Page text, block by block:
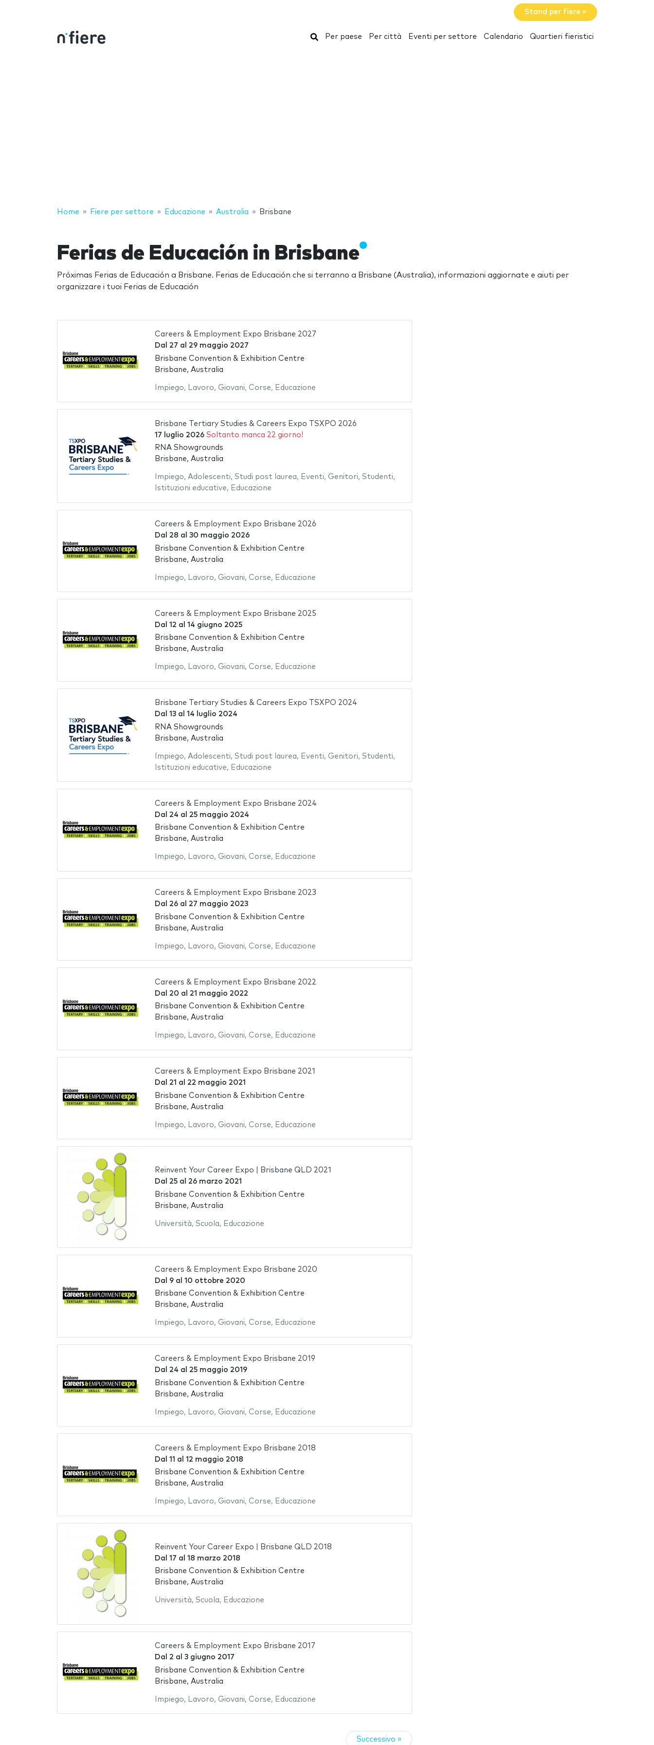
Stand per fiere »
Cerca
Per paese Per città Eventi per settore Calendario Quartieri fieristici
Home Fiere per settore Educazione Australia Brisbane
Ferias de Educación in Brisbane
Próximas Ferias de Educación a Brisbane. Ferias de Educación che si terranno a Brisbane (Australia), informazioni aggiornate e aiuti per
organizzare i tuoi Ferias de Educación
Careers & Employment Expo Brisbane 2027
Dal 27 al 29 maggio 2027
Brisbane Convention & Exhibition Centre
Brisbane, Australia
Impiego, Lavoro, Giovani, Corse, Educazione
Brisbane Tertiary Studies & Careers Expo TSXPO 2026
17 luglio 2026 Soltanto manca 22 giorno!
RNA Showgrounds
Brisbane, Australia
Impiego, Adolescenti, Studi post laurea, Eventi, Genitori, Studenti,
Istituzioni educative, Educazione
Careers & Employment Expo Brisbane 2026
Dal 28 al 30 maggio 2026
Brisbane Convention & Exhibition Centre
Brisbane, Australia
Impiego, Lavoro, Giovani, Corse, Educazione
Careers & Employment Expo Brisbane 2025
Dal 12 al 14 giugno 2025
Brisbane Convention & Exhibition Centre
Brisbane, Australia
Impiego, Lavoro, Giovani, Corse, Educazione
Brisbane Tertiary Studies & Careers Expo TSXPO 2024
Dal 13al 14 luglio 2024
RNA Showgrounds
Brisbane, Australia
Impiego, Adolescenti, Studi post laurea, Eventi, Genitori, Studenti,
Istituzioni educative, Educazione
Careers & Employment Expo Brisbane 2024
Dal 24 al 25 maggio 2024
Brisbane Convention & Exhibition Centre
Brisbane, Australia
Impiego, Lavoro, Giovani, Corse, Educazione
Careers & Employment Expo Brisbane 2023
Dal 26al 27 maggio 2023
Brisbane Convention & Exhibition Centre
Brisbane, Australia
Impiego, Lavoro, Giovani, Corse, Educazione
Careers & Employment Expo Brisbane 2022
Dal 20 al 21 maggio 2022
Brisbane Convention & Exhibition Centre
Brisbane, Australia
Impiego, Lavoro, Giovani, Corse, Educazione
Careers & Employment Expo Brisbane 2021
Dal 21 al 22 maggio 2021
Brisbane Convention & Exhibition Centre
Brisbane, Australia
Impiego, Lavoro, Giovani, Corse, Educazione
Reinvent Your Career Expo | Brisbane QLD 2021
Dal 25al 26 marzo 2021
Brisbane Convention & Exhibition Centre
Brisbane, Australia
Università, Scuola, Educazione
Careers & Employment Expo Brisbane 2020
Dal 9al 10 ottobre 2020
Brisbane Convention & Exhibition Centre
Brisbane, Australia
Impiego, Lavoro, Giovani, Corse, Educazione
Careers & Employment Expo Brisbane 2019
Dal 24 al 25 maggio 2019
Brisbane Convention & Exhibition Centre
Brisbane, Australia
Impiego, Lavoro, Giovani, Corse, Educazione
Careers & Employment Expo Brisbane 2018
Dal 11 al 12 maggio 2018
Brisbane Convention & Exhibition Centre
Brisbane, Australia
Impiego, Lavoro, Giovani, Corse, Educazione
Reinvent Your Career Expo | Brisbane QLD 2018
Dal 17 al 18 marzo 2018
Brisbane Convention & Exhibition Centre
Brisbane, Australia
Università, Scuola, Educazione
Careers & Employment Expo Brisbane 2017
Dal 2 al 3 giugno 2017
Brisbane Convention & Exhibition Centre
Brisbane, Australia
Impiego, Lavoro, Giovani, Corse, Educazione
Successivo »